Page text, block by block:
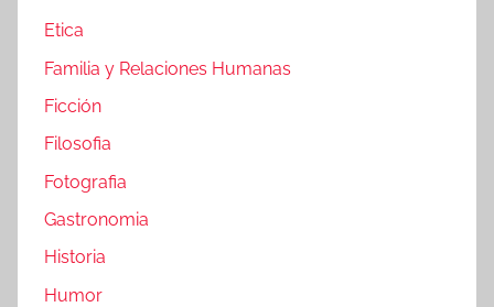
Etica
Familia y Relaciones Humanas
Ficción
Filosofia
Fotografia
Gastronomia
Historia
Humor